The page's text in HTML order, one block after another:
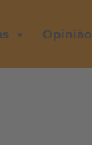
Opinião